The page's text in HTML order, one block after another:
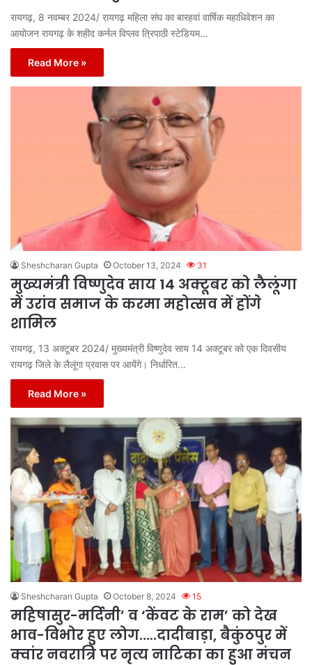
रायगढ़, 8 नवम्बर 2024/ रायगढ़ महिला संघ का बारहवां वार्षिक महाधिवेशन का
आयोजन रायगढ़ के शहीद कर्नल विप्लव त्रिपाठी स्टेडियम…
Read More »
Sheshcharan Gupta October 13, 2024 31
मुख्यमंत्री विष्णुदेव साय 14 अक्टूबर को लैलूंगा
में उरांव समाज के करमा महोत्सव में होंगे
शामिल
रायगढ़, 13 अक्टूबर 2024/ मुख्यमंत्री विष्णुदेव साय 14 अक्टूबर को एक दिवसीय
रायगढ़ जिले के लैलूंगा प्रवास पर आयेंगे। निर्धारित…
Read More »
Sheshcharan Gupta October 8, 2024 15
महिषासुर-मर्दिनी’ व ‘केंवट के राम’ को देख
भाव-विभोर हुए लोग…..दादीबाड़ा, बैकुंठपुर में
क्वांर नवरात्रि पर नृत्य नाटिका का हुआ मंचन